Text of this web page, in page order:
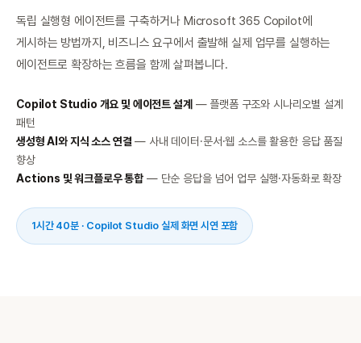
독립 실행형 에이전트를 구축하거나 Microsoft 365 Copilot에
게시하는 방법까지, 비즈니스 요구에서 출발해 실제 업무를 실행하는
에이전트로 확장하는 흐름을 함께 살펴봅니다.
Copilot Studio 개요 및 에이전트 설계— 플랫폼 구조와 시나리오별 설계
패턴
생성형 AI와 지식 소스 연결 — 사내 데이터·문서·웹 소스를 활용한 응답 품질
향상
Actions 및 워크플로우 통합 — 단순 응답을 넘어 업무 실행·자동화로 확장
1시간 40분 · Copilot Studio 실제 화면 시연 포함